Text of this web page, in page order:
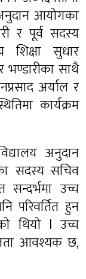
आयोगका
र पूर्व सदस्य
शिक्षा सुधार
साथै
अर्याल र
कार्यक्रम
अनुदान
सदस्य सचिव
सन्दर्भमा उच्च
परिवर्तित हुन
थियो l उच्च
आवश्यक छ,